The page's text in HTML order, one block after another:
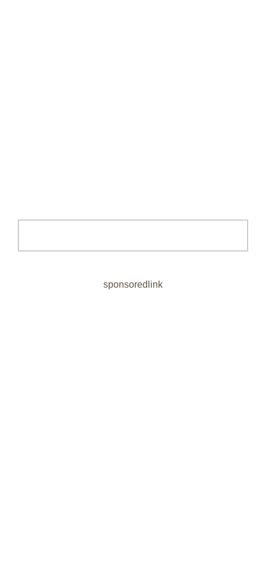
sponsoredlink